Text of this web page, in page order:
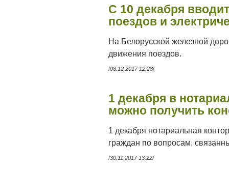
С 10 декабря
поездов и
На Белорусской железной
движения поездов.
/08.12.2017 12:28/
1 декабря в
можно получить
1 декабря нотариальная
граждан по вопросам,
/30.11.2017 13:22/